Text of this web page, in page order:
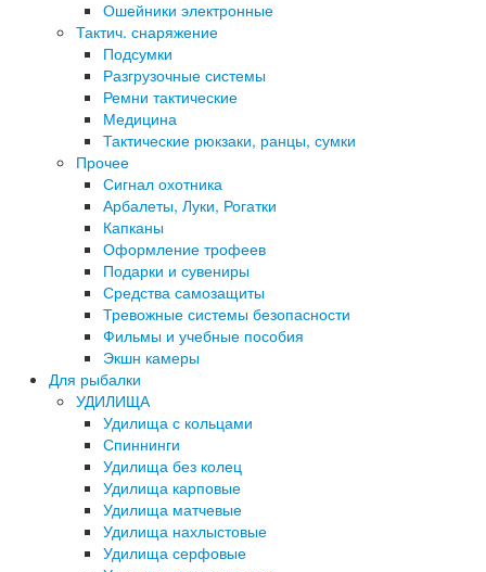
Ошейники электронные
Тактич. снаряжение
Подсумки
Разгрузочные системы
Ремни тактические
Медицина
Тактические рюкзаки, ранцы, сумки
Прочее
Сигнал охотника
Арбалеты, Луки, Рогатки
Капканы
Оформление трофеев
Подарки и сувениры
Средства самозащиты
Тревожные системы безопасности
Фильмы и учебные пособия
Экшн камеры
Для рыбалки
УДИЛИЩА
Удилища с кольцами
Спиннинги
Удилища без колец
Удилища карповые
Удилища матчевые
Удилища нахлыстовые
Удилища серфовые